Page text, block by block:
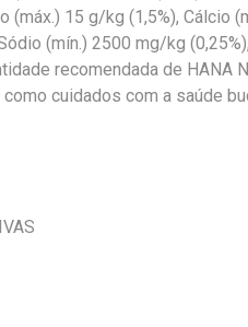
(máx.) 15 g/kg (1,5%), Cálcio
(mín.) 2500 mg/kg
recomendada de HANA
cuidados com a saúde